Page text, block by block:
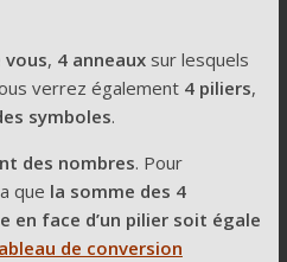
vous, 4 anneauxsur lesquels
verrez également4 piliers,
symboles.
des nombres. Pour
que la somme des 4
en face d’un pilier soit égale
de conversion